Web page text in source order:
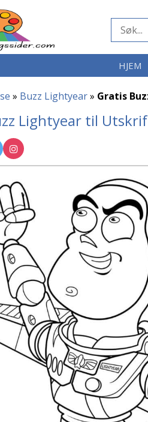
HJEM
» Buzz Lightyear» Gratis
Lightyear til